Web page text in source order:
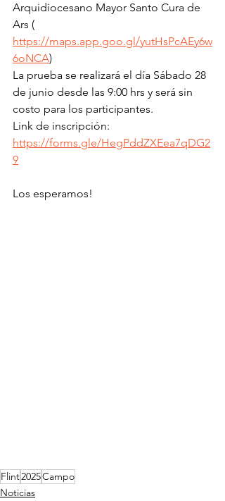
Arquidiocesano Mayor Santo Cura de
Ars (
https://maps.app.goo.gl/yutHsPcAEy6w
6oNCA)
La prueba se realizará el día Sábado 28
de junio desde las 9:00 hrs y será sin
costo para los participantes.
Link de inscripción:
https://forms.gle/HegPddZXEea7qDG2
9
Los esperamos!
Flint2025Campo
Noticias